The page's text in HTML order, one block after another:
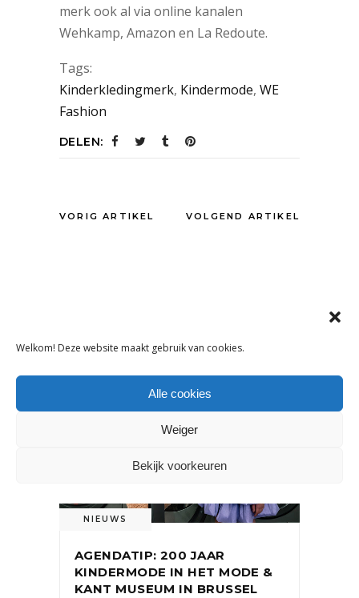
Welkom! Deze website maakt gebruik van cookies.
Alle cookies
Weiger
Bekijk voorkeuren
merk ook al via online kanalen
Wehkamp, Amazon en La Redoute.
Tags:
Kinderkledingmerk, Kindermode, WE
Fashion
DELEN:
VORIG ARTIKEL VOLGEND ARTIKEL
NIEUWS
AGENDATIP: 200 JAAR
KINDERMODE IN HET MODE &
KANT MUSEUM IN BRUSSEL